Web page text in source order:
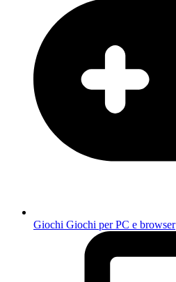
Giochi Giochi per PC e browser